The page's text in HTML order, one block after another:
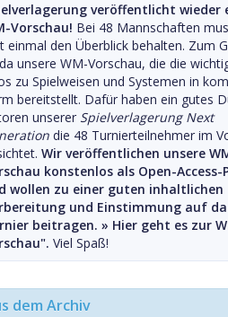
veröffentlicht wieder
Vorschau! Bei 48 Mannschaften
einmal den Überblick behalten. Zum
unsere WM-Vorschau, die die
zu Spielweisen und Systemen in
bereitstellt. Dafür haben ein gutes
unserer Spielverlagerung Next
die 48 Turnierteilnehmer im
Wir veröffentlichen unsere
konstenlos als Open-Access-
wollen zu einer guten inhaltlichen
und Einstimmung auf
beitragen. » Hier geht es zur
Viel Spaß!
dem Archiv